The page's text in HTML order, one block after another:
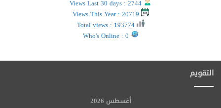
Total views : 193774
التقويم
أغسطس 2026